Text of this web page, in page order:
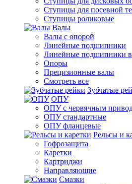
Ступицы для посевной
Ступицы роликовые
Валы
Валы с опорой
Линейные подшипники
Линейные подшипники в
Опоры
Прецизионные валы
Смотреть все
Зубчатые
ОПУ
ОПУ с червячным
ОПУ стандартные
ОПУ фланцевые
Рельсы и
Гофрозащита
Каретки
Картриджи
Направляющие
Смазки